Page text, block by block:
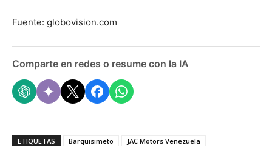
Fuente: globovision.com
Comparte en redes o resume con la IA
ETIQUETAS Barquisimeto JAC Motors Venezuela